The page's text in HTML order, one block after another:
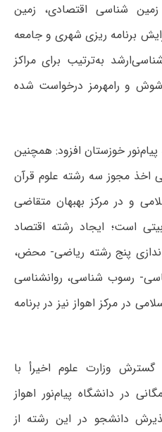
شناسی اقتصادی، زمین
برنامه ریزی شهری و جامعه
به‌ترتیب برای مراکز
شوش و رامهرمز درخواست شده‌
خوزستان افزود: همچنین
اخذ مجوز سه رشته علوم قرآن
و در مرکز بهبهان متقاضی
است؛ ایجاد رشته اقتصاد
پنج رشته ریاضی- محض،
رسوب شناسی، روانشناسی
در مرکز اهواز نیز در برنامه
وزارت علوم اخیرأ با
در دانشگاه پیام‌نور اهواز
دانشجو در این رشته از